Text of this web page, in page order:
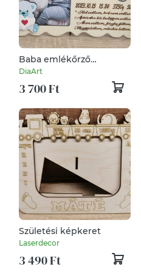
Baba emlékőrző
képkeret
DiaArt
3 700 Ft
Születési képkeret
Laserdecor
3 490 Ft